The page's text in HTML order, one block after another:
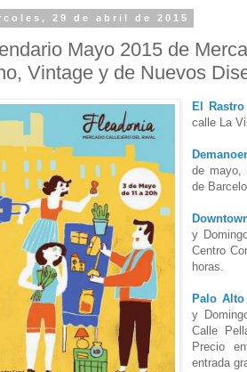
29 de abril de 2015
Mayo 2015 de
Vintage y de Nuevos
El
calle La
de mayo,
de
y
Centro
horas.
Palo Alto
y
Calle
Precio
entrada